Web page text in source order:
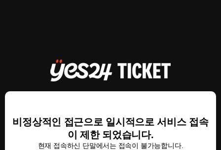
비정상적인 접근으로 일시적으로 서비스 접속
이 제한 되었습니다.
현재 접속하신 단말에서는 접속이 불가능합니다.